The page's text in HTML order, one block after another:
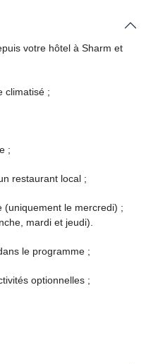
votre hôtel à Sharm et
climatisé ;
;
restaurant local ;
(uniquement le mercredi) ;
mardi et jeudi).
le programme ;
optionnelles ;